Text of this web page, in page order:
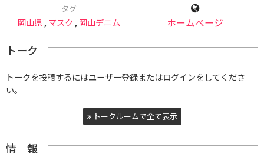
タグ
岡山県, マスク , 岡山デニム ホームページ
トーク
トークを投稿するにはユーザー登録またはログインをしてくださ
い。
トークルームで全て表示
情 報